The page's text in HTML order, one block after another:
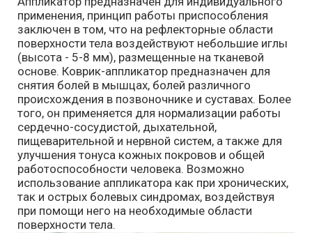
применения, принцип работы приспособления
заключен в том, что на рефлекторные области
поверхности тела воздействуют небольшие иглы
(высота - 5-8 мм), размещенные на тканевой
основе. Коврик-аппликатор предназначен для
снятия болей в мышцах, болей различного
происхождения в позвоночнике и суставах. Более
того, он применяется для нормализации работы
сердечно-сосудистой, дыхательной,
пищеварительной и нервной систем, а также для
улучшения тонуса кожных покровов и общей
работоспособности человека. Возможно
использование аппликатора как при хронических,
так и острых болевых синдромах, воздействуя
при помощи него на необходимые области
поверхности тела.